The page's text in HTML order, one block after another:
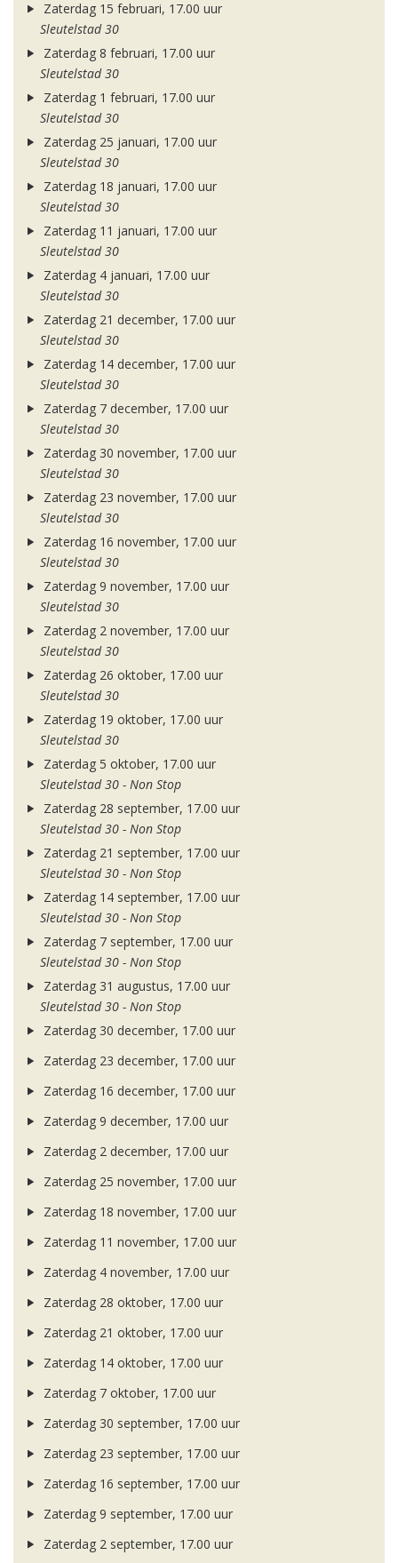
Zaterdag 15 februari, 17.00 uur
Sleutelstad 30
Zaterdag 8 februari, 17.00 uur
Sleutelstad 30
Zaterdag 1 februari, 17.00 uur
Sleutelstad 30
Zaterdag 25 januari, 17.00 uur
Sleutelstad 30
Zaterdag 18 januari, 17.00 uur
Sleutelstad 30
Zaterdag 11 januari, 17.00 uur
Sleutelstad 30
Zaterdag 4 januari, 17.00 uur
Sleutelstad 30
Zaterdag 21 december, 17.00 uur
Sleutelstad 30
Zaterdag 14 december, 17.00 uur
Sleutelstad 30
Zaterdag 7 december, 17.00 uur
Sleutelstad 30
Zaterdag 30 november, 17.00 uur
Sleutelstad 30
Zaterdag 23 november, 17.00 uur
Sleutelstad 30
Zaterdag 16 november, 17.00 uur
Sleutelstad 30
Zaterdag 9 november, 17.00 uur
Sleutelstad 30
Zaterdag 2 november, 17.00 uur
Sleutelstad 30
Zaterdag 26 oktober, 17.00 uur
Sleutelstad 30
Zaterdag 19 oktober, 17.00 uur
Sleutelstad 30
Zaterdag 5 oktober, 17.00 uur
Sleutelstad 30 - Non Stop
Zaterdag 28 september, 17.00 uur
Sleutelstad 30 - Non Stop
Zaterdag 21 september, 17.00 uur
Sleutelstad 30 - Non Stop
Zaterdag 14 september, 17.00 uur
Sleutelstad 30 - Non Stop
Zaterdag 7 september, 17.00 uur
Sleutelstad 30 - Non Stop
Zaterdag 31 augustus, 17.00 uur
Sleutelstad 30 - Non Stop
Zaterdag 30 december, 17.00 uur
Zaterdag 23 december, 17.00 uur
Zaterdag 16 december, 17.00 uur
Zaterdag 9 december, 17.00 uur
Zaterdag 2 december, 17.00 uur
Zaterdag 25 november, 17.00 uur
Zaterdag 18 november, 17.00 uur
Zaterdag 11 november, 17.00 uur
Zaterdag 4 november, 17.00 uur
Zaterdag 28 oktober, 17.00 uur
Zaterdag 21 oktober, 17.00 uur
Zaterdag 14 oktober, 17.00 uur
Zaterdag 7 oktober, 17.00 uur
Zaterdag 30 september, 17.00 uur
Zaterdag 23 september, 17.00 uur
Zaterdag 16 september, 17.00 uur
Zaterdag 9 september, 17.00 uur
Zaterdag 2 september, 17.00 uur